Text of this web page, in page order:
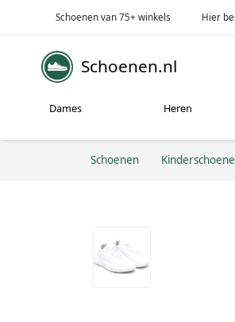
Schoenen van 75+ winkels Hier
Schoenen.nl
Dames Heren
Schoenen